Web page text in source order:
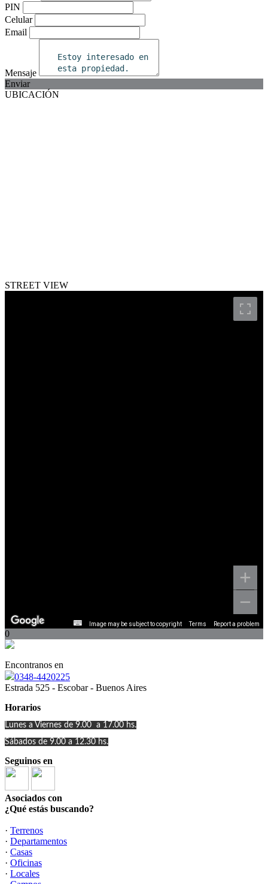
PIN
Celular
Email
Mensaje
Enviar
UBICACIÓN
STREET VIEW
Image may be subject to copyright Terms Report a problem
0
Encontranos en
0348-4420225
Estrada 525 - Escobar - Buenos Aires
Horarios
Lunes a Viernes de 9.00 a 17.00 hs.
Sábados de 9.00 a 12.30 hs.
Seguinos en
Asociados con
¿Qué estás buscando?
· Terrenos
· Departamentos
· Casas
· Oficinas
· Locales